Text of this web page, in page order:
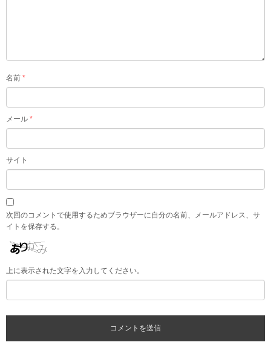
名前 *
メール *
サイト
次回のコメントで使用するためブラウザーに自分の名前、メールアドレス、サ
イトを保存する。
上に表示された文字を入力してください。